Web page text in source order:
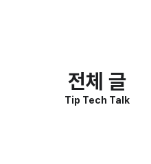
전체 글
Tip Tech Talk